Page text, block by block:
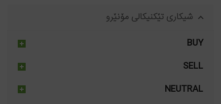
شیکاری تێکنیکالی مۆنێرو
BUY
SELL
NEUTRAL